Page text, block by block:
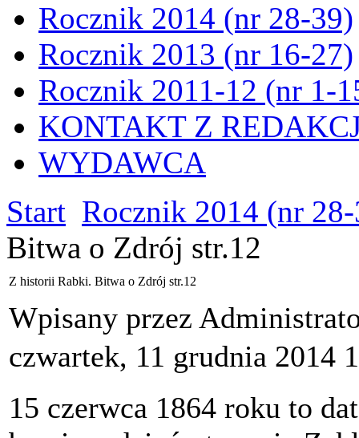
Rocznik 2014 (nr 28-39)
Rocznik 2013 (nr 16-27)
Rocznik 2011-12 (nr 1-
KONTAKT Z
WYDAWCA
Start Rocznik 2014 (nr
Bitwa o Zdrój str.12
Z historii Rabki. Bitwa o Zdrój str.12
Wpisany przez
czwartek, 11 grudnia 2014
15 czerwca 1864 roku to